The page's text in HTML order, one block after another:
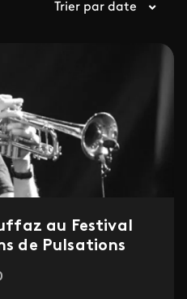
Trier par date
au Festival
de Pulsations